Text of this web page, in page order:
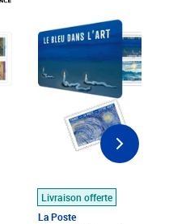
Livraison offerte
La Poste